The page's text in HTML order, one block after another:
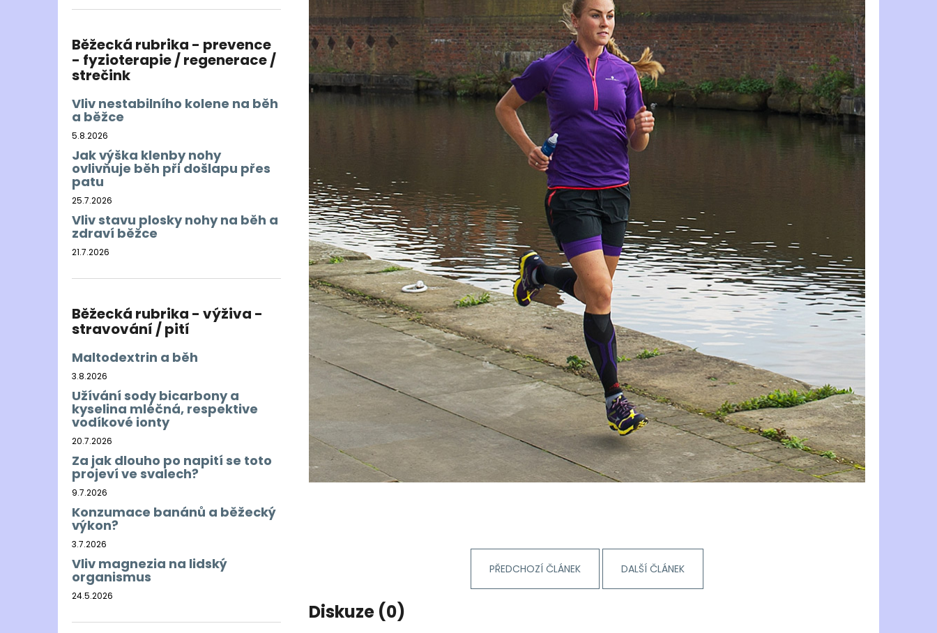
Běžecká rubrika - prevence
- fyzioterapie / regenerace /
strečink
Vliv nestabilního kolene na běh
a běžce
5.8.2026
Jak výška klenby nohy
ovlivňuje běh při došlapu přes
patu
25.7.2026
Vliv stavu plosky nohy na běh a
zdraví běžce
21.7.2026
Běžecká rubrika - výživa -
stravování / pití
Maltodextrin a běh
3.8.2026
Užívání sody bicarbony a
kyselina mléčná, respektive
vodíkové ionty
20.7.2026
Za jak dlouho po napití se toto
projeví ve svalech?
9.7.2026
Konzumace banánů a běžecký
výkon?
3.7.2026
Vliv magnezia na lidský
organismus
24.5.2026
PŘEDCHOZÍ ČLÁNEK DALŠÍ ČLÁNEK
Diskuze (0)